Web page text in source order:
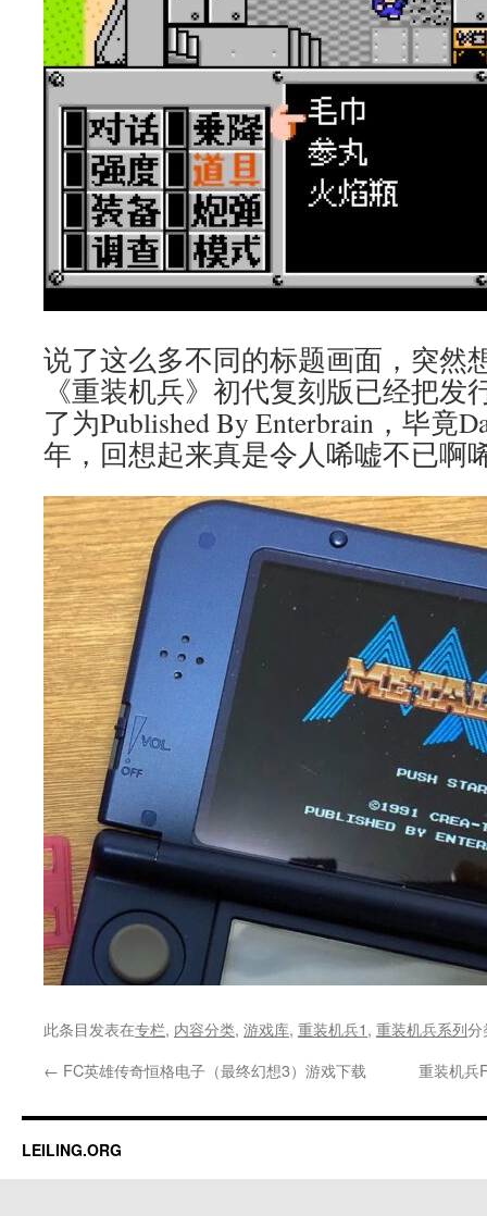
说了这么多不同的标题画面，突然
《重装机兵》初代复刻版已经把发
了为Published By Enterbrain，毕竟
年，回想起来真是令人唏嘘不已啊
此条目发表在专栏, 内容分类, 游戏库, 重装机兵1, 重装机兵系列分
← FC英雄传奇恒格电子（最终幻想3）游戏下载 重装机兵
LEILING.ORG